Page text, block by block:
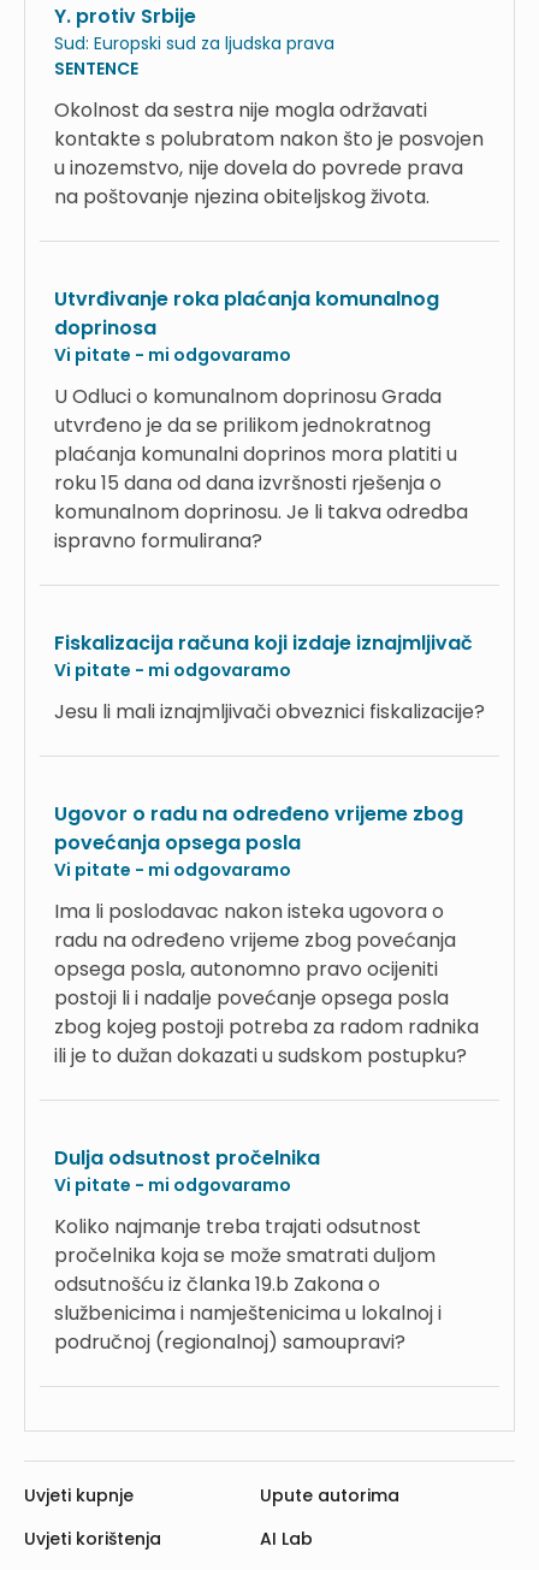
Y. protiv Srbije
Sud: Europski sud za ljudska prava
SENTENCE
Okolnost da sestra nije mogla održavati
kontakte s polubratom nakon što je posvojen
u inozemstvo, nije dovela do povrede prava
na poštovanje njezina obiteljskog života.
Utvrđivanje roka plaćanja komunalnog
doprinosa
Vi pitate - mi odgovaramo
U Odluci o komunalnom doprinosu Grada
utvrđeno je da se prilikom jednokratnog
plaćanja komunalni doprinos mora platiti u
roku 15 dana od dana izvršnosti rješenja o
komunalnom doprinosu. Je li takva odredba
ispravno formulirana?
Fiskalizacija računa koji izdaje iznajmljivač
Vi pitate - mi odgovaramo
Jesu li mali iznajmljivači obveznici fiskalizacije?
Ugovor o radu na određeno vrijeme zbog
povećanja opsega posla
Vi pitate - mi odgovaramo
Ima li poslodavac nakon isteka ugovora o
radu na određeno vrijeme zbog povećanja
opsega posla, autonomno pravo ocijeniti
postoji li i nadalje povećanje opsega posla
zbog kojeg postoji potreba za radom radnika
ili je to dužan dokazati u sudskom postupku?
Dulja odsutnost pročelnika
Vi pitate - mi odgovaramo
Koliko najmanje treba trajati odsutnost
pročelnika koja se može smatrati duljom
odsutnošću iz članka 19.b Zakona o
službenicima i namještenicima u lokalnoj i
područnoj (regionalnoj) samoupravi?
Uvjeti kupnje
Uvjeti korištenja
Upute autorima
AI Lab